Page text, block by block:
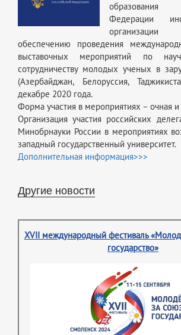
Федерации
обеспечению проведения
выставочных мероприятий по
сотрудничеству молодых ученых в
(Азербайджан, Белоруссия,
декабре 2020 года.
Форма участия в мероприятиях – очная и
Организация участия российских
Минобрнауки России в мероприятиях
западный государственный университет.
Дополнительная информация>>>
Другие новости
XVII международный фестиваль
государство»